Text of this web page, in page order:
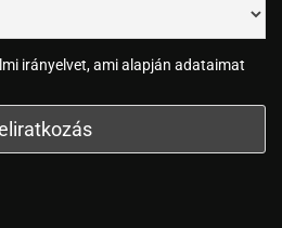
irányelvet, ami alapján adataimat